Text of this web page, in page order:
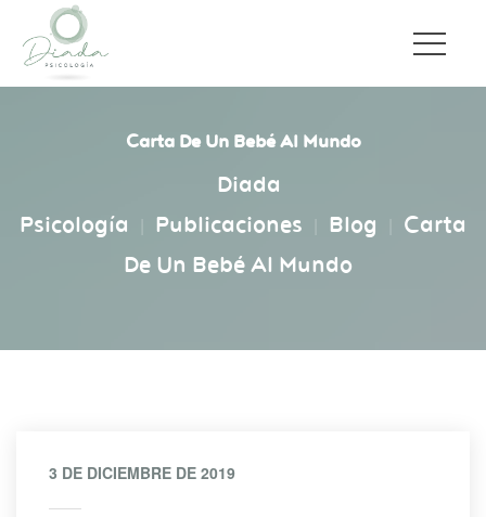
Carta De Un Bebé Al Mundo
Diada
Psicología
Publicacione Blog
Carta
De Un Bebé Al Mundo
3 DE DICIEMBRE DE 2019